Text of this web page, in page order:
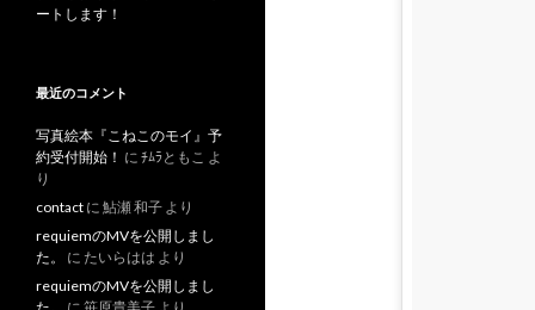
ートします！
最近のコメント
写真絵本『こねこのモイ』予
約受付開始！ に ﾁﾑﾗともこ よ
り
contact に 鮎瀬 和子 より
requiemのMVを公開しまし
た。
に たいらはは より
requiemのMVを公開しまし